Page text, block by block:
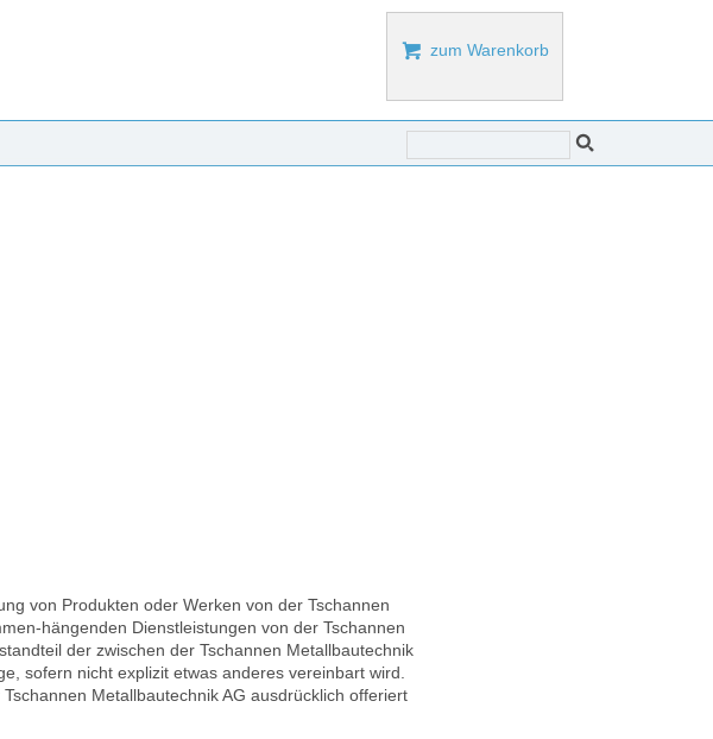
 zum Warenkorb
von Produkten oder Werken von der Tschannen
hängenden Dienstleistungen von der Tschannen
der zwischen der Tschannen Metallbautechnik
sofern nicht explizit etwas anderes vereinbart wird.
Metallbautechnik AG ausdrücklich offeriert